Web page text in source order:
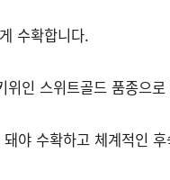
수확합니다.
위인 스위트골드 품종으
야 수확하고 체계적인